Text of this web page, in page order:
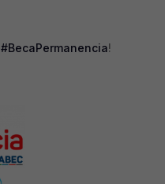
#BecaPermanencia!